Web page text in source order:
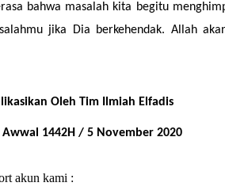
bahwa masalah kita begitu
jika Dia berkehendak. Allah
Oleh Tim Ilmiah Elfadis
Awwal 1442H / 5 November 2020
akun kami :